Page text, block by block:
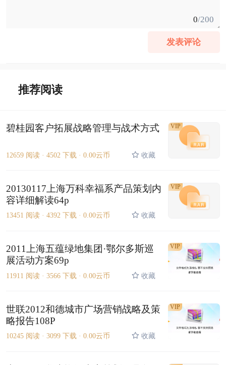
0/200
发表评论
推荐阅读
碧桂园客户拓展战略管理与战术方式
12659 阅读 · 4502 下载 · 0.00云币 收藏
VIP
20130117上海万科幸福系产品策划内
容详细解读64p
13451 阅读 · 4392 下载 · 0.00云币 收藏
VIP
2011上海五蕴绿地集团·鄂尔多斯巡
展活动方案69p
11911 阅读 · 3566 下载 · 0.00云币 收藏
VIP
世联2012和德城市广场营销战略及策
略报告108P
10245 阅读 · 3099 下载 · 0.00云币 收藏
VIP